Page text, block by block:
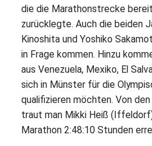
die die Marathonstrecke
zurücklegte. Auch die beiden
Kinoshita und Yoshiko
in Frage kommen. Hinzu
aus Venezuela, Mexiko, El
sich in Münster für die
qualifizieren möchten. Von
traut man Mikki Heiß
Marathon 2:48:10 Stunden